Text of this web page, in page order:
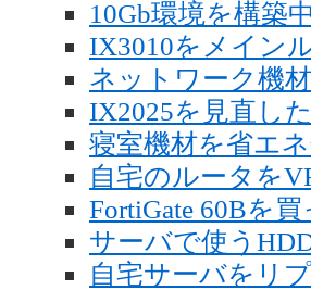
10Gb環境を構築中
IX3010をメイン
ネットワーク機
IX2025を見直した
寝室機材を省エ
自宅のルータを
FortiGate 60Bを買
サーバで使う
自宅サーバをリ